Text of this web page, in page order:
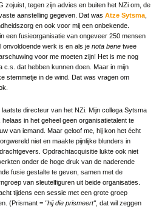
zojuist, tegen zijn advies en buiten het NZi om, de
aanstelling gegeven. Dat was Atze Sytsma,
en ook voor mij een onbekende.
een fusieorganisatie van ongeveer 250 mensen
werk is en als je nota benetwee
voor me moeten zijn! Het is me nog
c.s. dat hebben kunnen doen. Maar in mijn
stemmetje in de wind. Dat was vragen om
directeur van het NZi. Mijn collega Sytsma
in het geheel geen organisatietalent te
van iemand. Maar geloof me, hij kon het écht
niet en maakte pijnlijke blunders in
Opdrachtacquisitie lukte ook niet
onder de hoge druk van de naderende
fusie gestalte te geven, samen met de
van sleutelfiguren uit beide organisaties.
tijdens een sessie met een grote groep
(Prismant = "hij die prismeert", dat wil zeggen